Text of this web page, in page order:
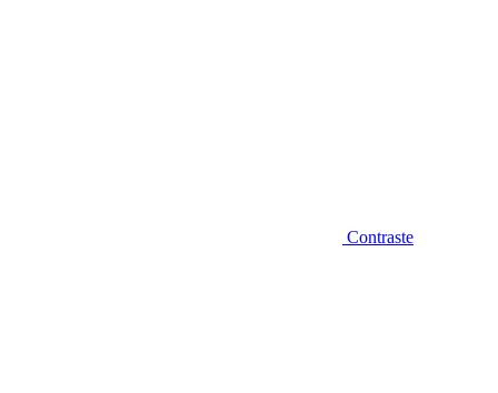
Contraste